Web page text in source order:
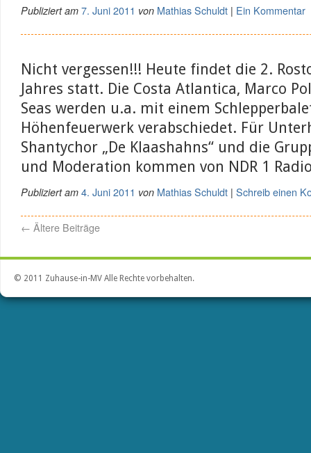
Publiziert am 7. Juni 2011 von Mathias Schuldt | Ein Kommentar
Nicht vergessen!!! Heute findet die 2.
Jahres statt. Die Costa Atlantica, Marco
Seas werden u.a. mit einem
Höhenfeuerwerk verabschiedet. Für
Shantychor „De Klaashahns“ und die
und Moderation kommen von NDR 1
Publiziert am 4. Juni 2011 von Mathias Schuldt | Schreib einen
← Ältere Beiträge
© 2011 Zuhause-in-MV Alle Rechte vorbehalten.